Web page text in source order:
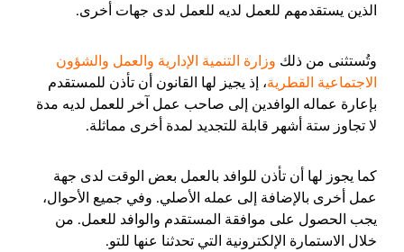
‌الذين‌ ‌يستقدمهم‌ ‌للعمل‌ ‌لديه‌ ‌للعمل‌ ‌لدى‌ ‌جهات‌ ‌أخرى‌.‌ ‌
وتُستثنى من ذلك ‌وزارة‌ ‌التنمية‌ ‌الإدارية‌ ‌والعمل‌ ‌والشؤون‌
‌الاجتماعية‌ القطرية، إذ يجيز لها القانون ‌أن‌ ‌تأذن‌ ‌للمستقدم‌
‌بإعارة‌ ‌عماله ‌الوافدين‌ ‌إلى‌ ‌صاحب‌ ‌عمل‌ ‌آخر‌ ‌للعمل‌ ‌لديه‌ ‌مدة‌
‌لا‌ ‌تجاوز‌ ‌ستة‌ ‌أشهر‌ ‌قابلة‌ ‌للتجديد‌ ‌لمدة‌ ‌أخرى‌ ‌مماثلة.‌
‌كما‌ ‌يجوز‌ ‌لها‌ ‌أن‌ ‌تأذن‌ ‌للوافد‌ ‌بالعمل‌ ‌بعض‌ ‌الوقت‌ ‌لدى‌ ‌جهة‌
‌عمل‌ ‌أخرى‌ ‌بالإضافة‌ ‌إلى‌ ‌عمله‌ ‌الأصلي‌.‌ ‌وفي‌ ‌جميع‌ ‌الأحوال‌،‌
‌يجب‌ ‌الحصول‌ ‌على‌ ‌موافقة‌ ‌المستقدم‌ ‌والوافد‌ ‌للعمل‌. من
خلال الاستمارة الإلكترونية التي تحدثنا عنها للتو.